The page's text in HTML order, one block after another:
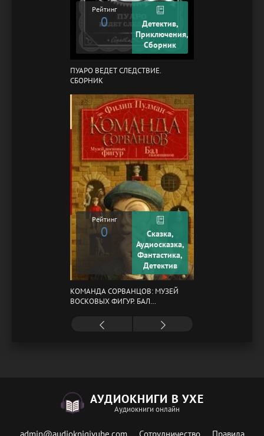
Рейтинг
0
Детектив,
Приключения,
Сборник
ПУАРО ВЕДЕТ СЛЕДСТВИЕ.
СБОРНИК
Рейтинг
0
Сказка,
Аудиосказка,
Фантастика,
Детектив
КОМАНДА СОРВАНЦОВ: МУЗЕЙ
ВОСКОВЫХ ФИГУР. БАЛ
АУДИОКНИГИ В УХЕ
Аудиокниги онлайн